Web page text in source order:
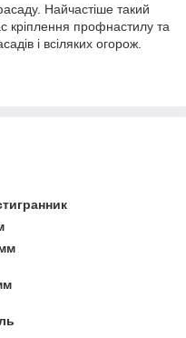
Найчастіше такий
кріплення профнастилу та
і всіляких огорож.